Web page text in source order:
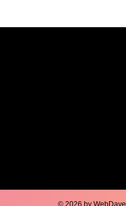
© 2026 by WebDave